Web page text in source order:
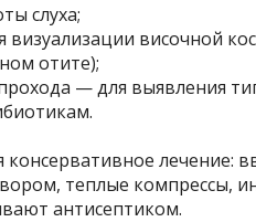
слуха;
височной
отите);
— для выявления
лечение:
теплые компрессы,
антисептиком.